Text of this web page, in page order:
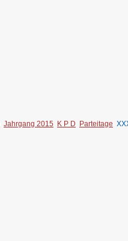
Jahrgang 2015 K P D Parteitage